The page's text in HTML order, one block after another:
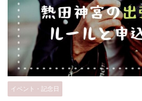
イベント・記念日